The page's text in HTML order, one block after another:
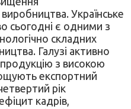
Українське
сьогодні є одними з
складних
Галузі активно
з високою
експортний
рік
кадрів,